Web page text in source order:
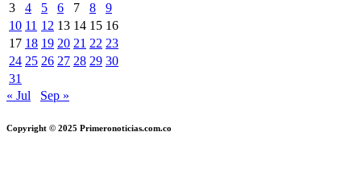
3
4 5 6 7 8
9
10 11 12 13 14 15 16
17 18 19 20 21 22 23
24 25 26 27 28 29 30
31
« Jul
Sep »
Copyright © 2025 Primeronoticias.com.co